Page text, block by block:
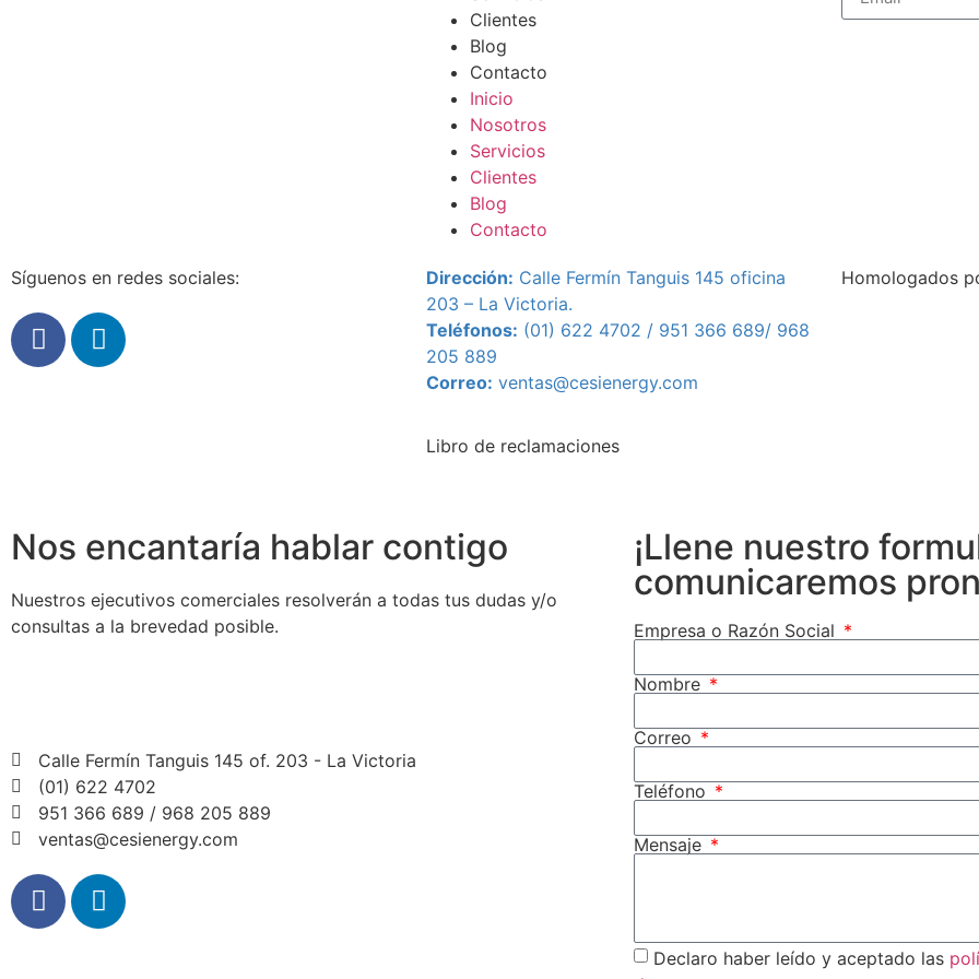
Clientes
Blog
Contacto
Inicio
Nosotros
Servicios
Clientes
Blog
Contacto
Síguenos en redes sociales: Dirección: Calle Fermín Tanguis 145 oficina
203 – La Victoria.
Teléfonos: (01) 622 4702 / 951 366 689/ 968
205 889
Correo: ventas@cesienergy.com
Libro de reclamaciones
Homologados
Nos encantaría hablar contigo
Nuestros ejecutivos comerciales resolverán a todas tus dudas y/o
consultas a la brevedad posible.
Calle Fermín Tanguis 145 of. 203 - La Victoria
(01) 622 4702
951 366 689 / 968 205 889
ventas@cesienergy.com
¡Llene nuestro
comunicaremos
Empresa o Razón Social
Nombre
Correo
Teléfono
Mensaje
Declaro haber leído y aceptado las